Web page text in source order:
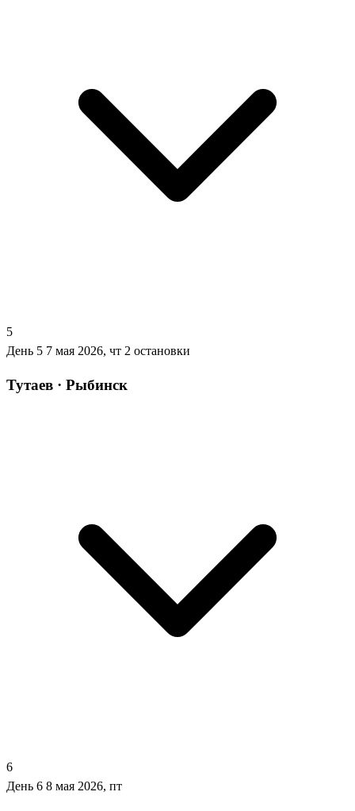
5
День 5 7 мая 2026, чт 2 остановки
Тутаев · Рыбинск
6
День 6 8 мая 2026, пт